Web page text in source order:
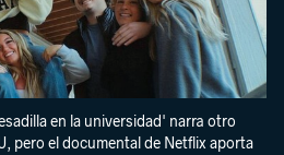
en la universidad' narra otro
pero el documental de Netflix aporta